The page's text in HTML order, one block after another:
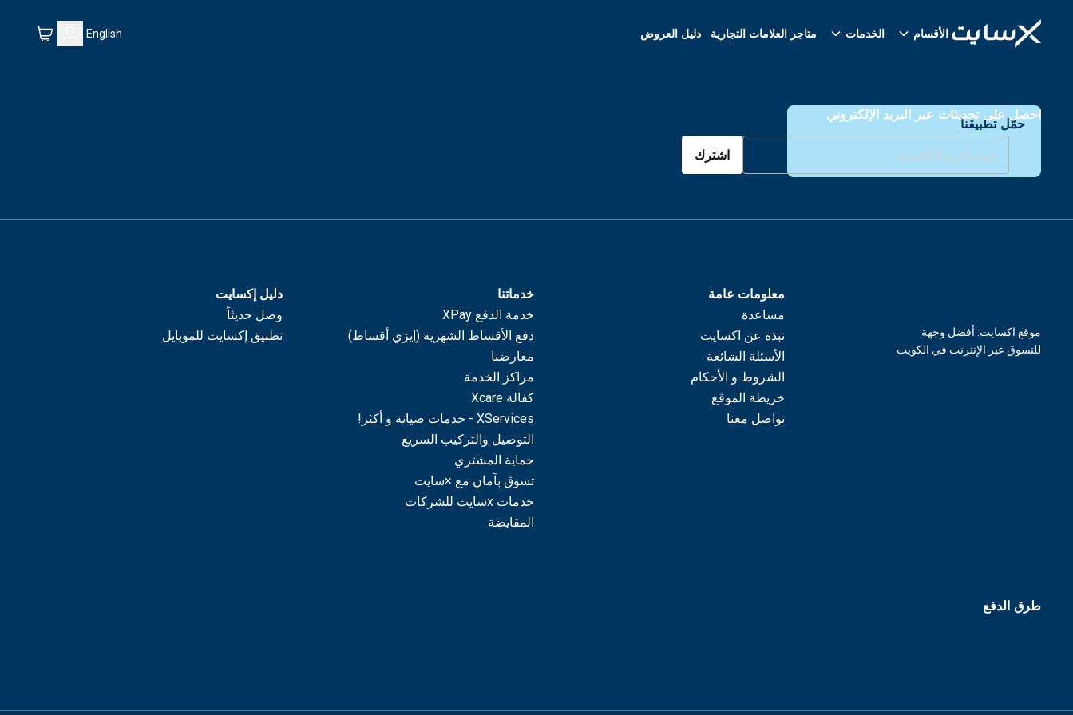
الأقسام الخدمات متاجر العلامات التجارية دليل العروض English
حمّل تطبيقنا
احصل على تحديثات عبر البريد الإلكتروني
اشترك
معلومات عامة
مساعدة
نبذة عن اكسايت
الأسئلة الشائعة
الشروط و الأحكام
خريطة الموقع
تواصل معنا
خدماتنا
خدمة الدفع XPay
دفع الأقساط الشهرية (إيزي أقساط)
معارضنا
مراكز الخدمة
كفالة Xcare
XServices - خدمات صيانة و أكثر!
التوصيل والتركيب السريع
حماية المشتري
تسوق بآمان مع ×سايت
خدمات xسايت للشركات
المقايضة
دليل إكسايت
وصل حديثاً
تطبيق إكسايت للموبايل
موقع اكسايت: أفضل وجهة
للتسوق عبر الإنترنت في الكويت
طرق الدفع